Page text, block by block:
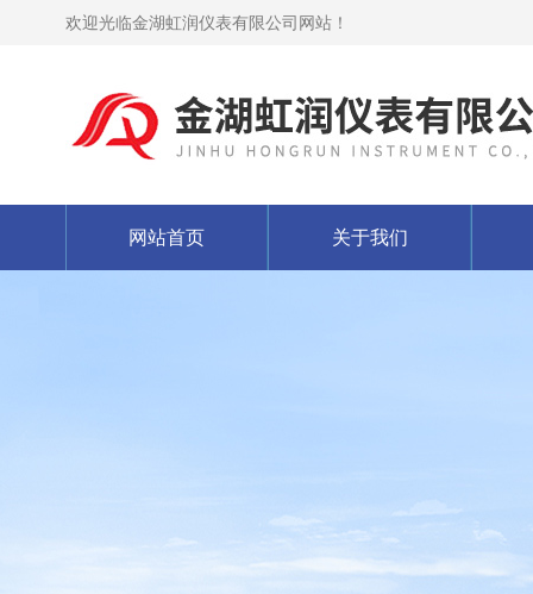
欢迎光临金湖虹润仪表有限公司网站！
网站首页 关于我们